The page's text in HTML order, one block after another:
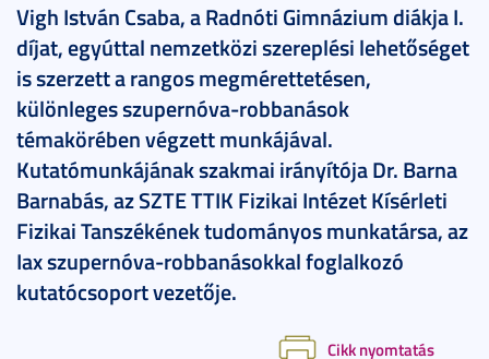
Vigh István Csaba, a Radnóti Gimnázium diákja I.
díjat, egyúttal nemzetközi szereplési lehetőséget
is szerzett a rangos megmérettetésen,
különleges szupernóva-robbanások
témakörében végzett munkájával.
Kutatómunkájának szakmai irányítója Dr. Barna
Barnabás, az SZTE TTIK Fizikai Intézet Kísérleti
Fizikai Tanszékének tudományos munkatársa, az
Iax szupernóva-robbanásokkal foglalkozó
kutatócsoport vezetője.
Cikk nyomtatás